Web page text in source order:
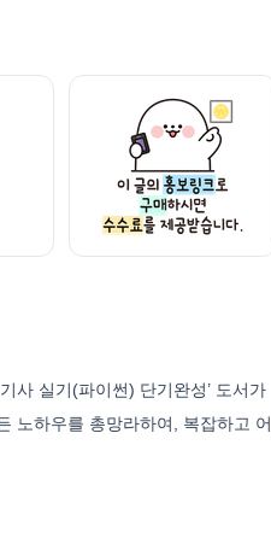
사 실기(파이썬) 단기완성’ 도서가
노하우를 총망라하여, 복잡하고 어